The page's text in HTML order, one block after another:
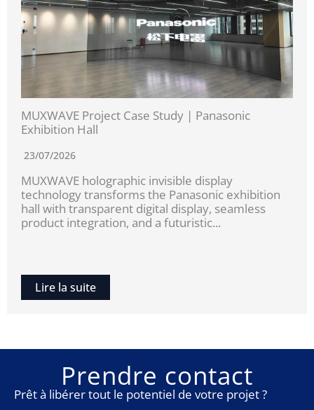
MUXWAVE Project Case Study | Panasonic
Exhibition Hall
23/07/2026
MUXWAVE holographic invisible display
technology transforms the Panasonic exhibition
hall with transparent digital display, seamless
product integration, and a futuristic...
Lire la suite
Prendre contact
Prêt à libérer tout le potentiel de votre projet ?